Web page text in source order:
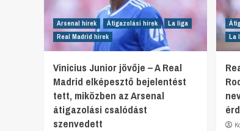
Arsenal hírek Átigazolási hírek
La liga
Real Madrid hírek
Vinicius Junior jövője – A Real
Madrid elképesztő bejelentést
tett, miközben az Arsenal
átigazolási csalódást
szenvedett
La